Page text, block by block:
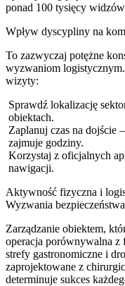
ponad 100 tysięcy
Wpływ dyscypliny na
To zazwyczaj potężne
wyzwaniom
wizyty:
Sprawdź lokalizację
obiektach.
Zaplanuj czas na dojście
zajmuje godziny.
Korzystaj z oficjalnych
nawigacji.
Aktywność fizyczna i
Wyzwania bezpieczeństwa
Zarządzanie obiektem,
operacja porównywalna z
strefy gastronomiczne i
zaprojektowane z
determinuje sukces